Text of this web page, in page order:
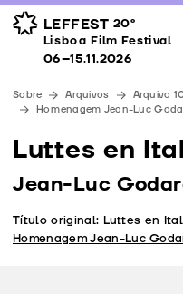
LEFFEST 20º
Lisboa Film Festival 06–15.11.2026
Prémios
Espaços
Apoios
Equipa
Downloads
Lisboa Film Festival
06–15.11.2026
Sobre Arquivos Arquivo
Homenagem Jean-Luc
Luttes en
Jean-Luc
Título original: Luttes en
Homenagem Jean-Luc